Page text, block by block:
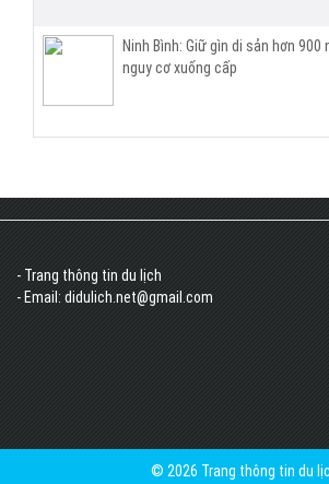
Ninh Bình: Giữ gìn di sản hơn
nguy cơ xuống cấp
- Trang thông tin du lịch
- Email: didulich.net@gmail.com
© 2026 Trang thông tin du